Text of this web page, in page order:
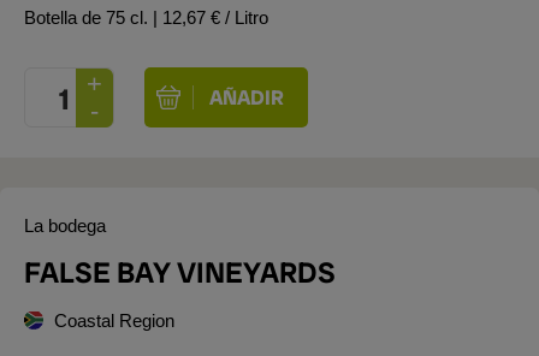
Botella de 75 cl. | 12,67 € / Litro
La bodega
FALSE BAY VINEYARDS
Coastal Region